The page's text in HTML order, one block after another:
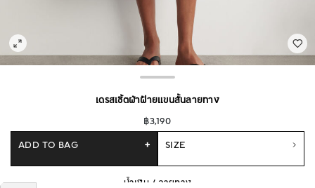
เดรสเชิ้ตผ้าฝ้ายแขนสั้นลายทาง
฿3,190
SIZE
ADD TO BAG +
น้ำเงิน / ลายทาง